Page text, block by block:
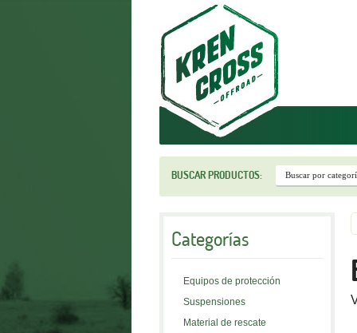
BUSCAR PRODUCTOS:
Categorías
Equipos de protección
Suspensiones
Material de rescate